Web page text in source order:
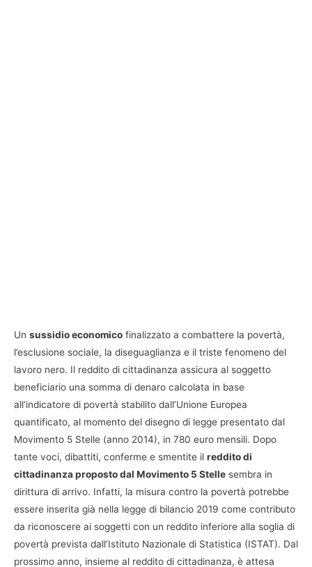
Un sussidio economico finalizzato a combattere la povertà,
l’esclusione sociale, la diseguaglianza e il triste fenomeno del
lavoro nero. Il reddito di cittadinanza assicura al soggetto
beneficiario una somma di denaro calcolata in base
all’indicatore di povertà stabilito dall’Unione Europea
quantificato, al momento del disegno di legge presentato dal
Movimento 5 Stelle (anno 2014), in 780 euro mensili. Dopo
tante voci, dibattiti, conferme e smentite il reddito di
cittadinanza proposto dal Movimento 5 Stelle sembra in
dirittura di arrivo. Infatti, la misura contro la povertà potrebbe
essere inserita già nella legge di bilancio 2019 come contributo
da riconoscere ai soggetti con un reddito inferiore alla soglia di
povertà prevista dall’Istituto Nazionale di Statistica (ISTAT). Dal
prossimo anno, insieme al reddito di cittadinanza, è attesa